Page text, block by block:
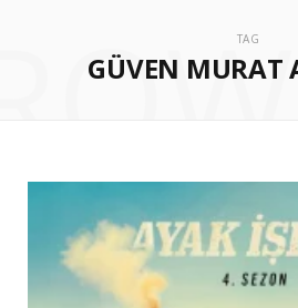
TAG
GÜVEN MURAT